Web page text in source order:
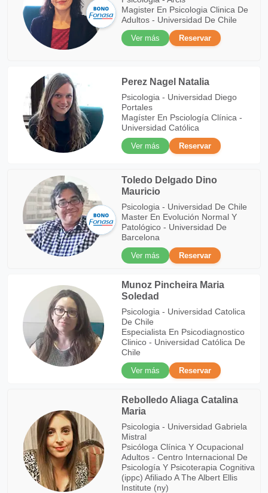
Magister En Psicologia Clinica De
Adultos - Universidad De Chile
Ver más
Reservar
Perez Nagel Natalia
Psicologia - Universidad Diego
Portales
Magíster En Psciología Clínica -
Universidad Católica
Ver más
Reservar
Toledo Delgado Dino
Mauricio
Psicologia - Universidad De Chile
Master En Evolución Normal Y
Patológico - Universidad De
Barcelona
Ver más
Reservar
Munoz Pincheira Maria
Soledad
Psicologia - Universidad Catolica
De Chile
Especialista En Psicodiagnostico
Clinico - Universidad Católica De
Chile
Ver más
Reservar
Rebolledo Aliaga Catalina
Maria
Psicologia - Universidad Gabriela
Mistral
Psicóloga Clínica Y Ocupacional
Adultos - Centro Internacional De
Psicología Y Psicoterapia Cognitiva
(ippc) Afiliado A The Albert Ellis
Institute (ny)